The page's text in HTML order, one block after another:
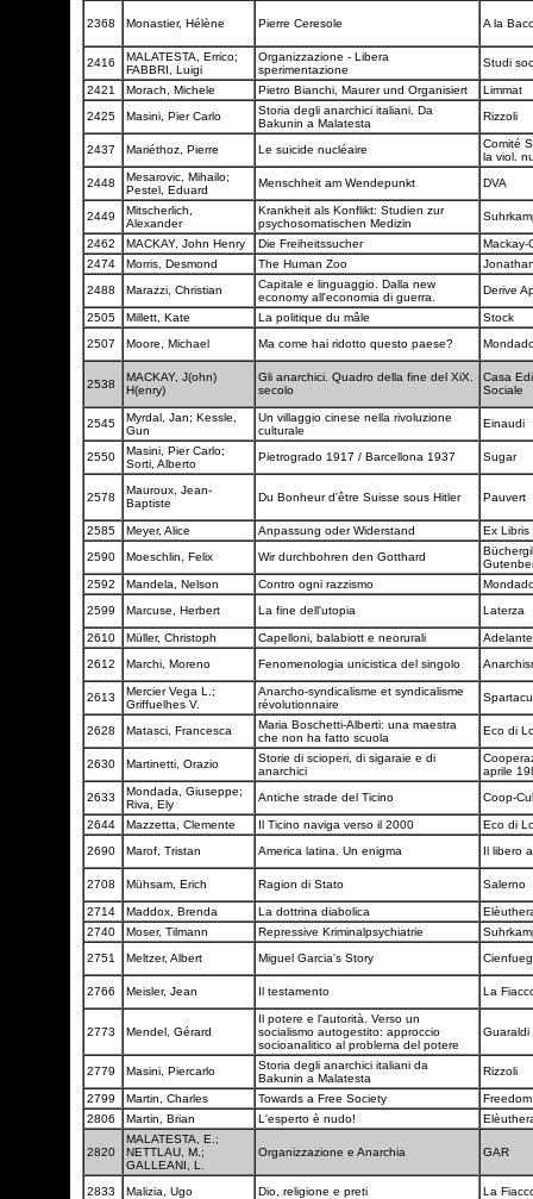
2368 Monastier, Hélène Pierre Ceresole A la
2416
MALATESTA, Errico;
FABBRI, Luigi
Organizzazione - Libera
sperimentazione
Studi
2421 Morach, Michele Pietro Bianchi, Maurer und Organisiert
Limmat
2425
Masini, Pier Carlo
Storia degli anarchici italiani. Da
Bakunin a Malatesta
Rizzoli
2437 Mariéthoz, Pierre Le suicide nucléaire
Comité
la viol.
2448
Mesarovic, Mihailo;
Pestel, Eduard
Menschheit am Wendepunkt DVA
2449
Mitscherlich,
Alexander
Krankheit als Konflikt: Studien zur
psychosomatischen Medizin
2462 MACKAY, John Henry Die Freiheitssucher
Mackay-
2474
Morris, Desmond The Human Zoo
2488
Marazzi, Christian
Capitale e linguaggio. Dalla new
economy all'economia di guerra.
Derive
2505 Millett, Kate La politique du mâle
Stock
2507
Moore, Michael Ma come hai ridotto questo paese?
2538
MACKAY, J(ohn)
H(enry)
Gli anarchici. Quadro della fine del XiX.
secolo
Casa
Sociale
2545
Myrdal, Jan; Kessle,
Gun
Un villaggio cinese nella rivoluzione
culturale
Einaudi
2550
Masini, Pier Carlo;
Sorti, Alberto
Pietrogrado 1917 / Barcellona 1937 Sugar
2578
Mauroux, Jean-
Baptiste
Du Bonheur d'être Suisse sous Hitler Pauvert
2585 Meyer, Alice Anpassung oder Widerstand
Ex Libris
2590
Moeschlin, Felix Wir durchbohren den Gotthard
2592
Mandela, Nelson Contro ogni razzismo
2599
Marcuse, Herbert La fine dell'utopia Laterza
2610 Müller, Christoph Capelloni, balabiott e neorurali
2612
Marchi, Moreno Fenomenologia unicistica del singolo
2613
Mercier Vega L.;
Griffuelhes V.
Anarcho-syndicalisme et syndicalisme
révolutionnaire
2628 Matasci, Francesca
Maria Boschetti-Alberti: una maestra
che non ha fatto scuola
Eco di
2630 Martinetti, Orazio
Storie di scioperi, di sigaraie e di
anarchici
aprile
2633
Mondada, Giuseppe;
Riva, Ely
Antiche strade del Ticino Coop-
2644 Mazzetta, Clemente Il Ticino naviga verso il 2000
Eco di
2690
Marof, Tristan America latina. Un enigma Il libero
2708 Mühsam, Erich Ragion di Stato Salerno
2714 Maddox, Brenda La dottrina diabolica
2740
Moser, Tilmann Repressive Kriminalpsychiatrie
2751
Meltzer, Albert Miguel Garcia's Story
2766 Meisler, Jean Il testamento La
2773 Mendel, Gérard
Il potere e l'autorità. Verso un
socialismo autogestito: approccio
socioanalitico al problema del potere
Guaraldi
2779 Masini, Piercarlo
Storia degli anarchici italiani da
Bakunin a Malatesta
Rizzoli
2799 Martin, Charles Towards a Free Society
2806
Martin, Brian L'esperto è nudo!
2820
MALATESTA, E.;
NETTLAU, M.;
GALLEANI, L.
Organizzazione e Anarchia GAR
2833 Malizia, Ugo Dio, religione e preti La